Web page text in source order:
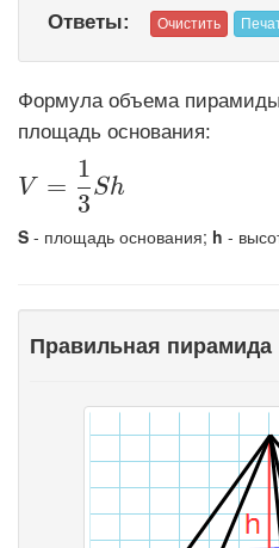
Ответы:
Формула объема
площадь основания:
\displaystyle
V =
3
1
Sh
S - площадь основания; h -
Правильная пирамида